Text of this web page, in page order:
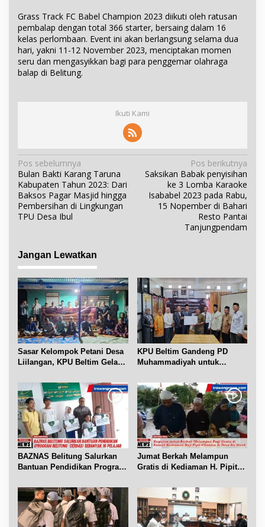
Grass Track FC Babel Champion 2023 diikuti oleh ratusan
pembalap dengan total 366 starter, bersaing dalam 16
kelas perlombaan. Event ini akan berlangsung selama dua
hari, yakni 11-12 November 2023, menciptakan momen
seru dan mengasyikkan bagi para penggemar olahraga
balap di Belitung.
Ikuti Kami
N
a
v
i
g
s
i
p
o
s
Pos sebelumnya
Bulan Bakti Karang Taruna
Kabupaten Tahun 2023: Dari
Baksos Pagar Masjid hingga
Pembersihan di Lingkungan
TPU Desa Ibul
Pos berikutnya
Saksikan Babak penyisihan
ke 3 Lomba Karaoke
Isababel 2023 pada Rabu,
15 Nopember di Bahari
Resto Pantai
Tanjungpendam
Jangan Lewatkan
Sasar Kelompok Petani Desa
Liilangan, KPU Beltim Gelar
KPU Beltim Gandeng PD
Muhammadiyah untuk
BAZNAS Belitung Salurkan
Bantuan Pendidikan Program
Jumat Berkah Melampun
Gratis di Kediaman H. Pipit